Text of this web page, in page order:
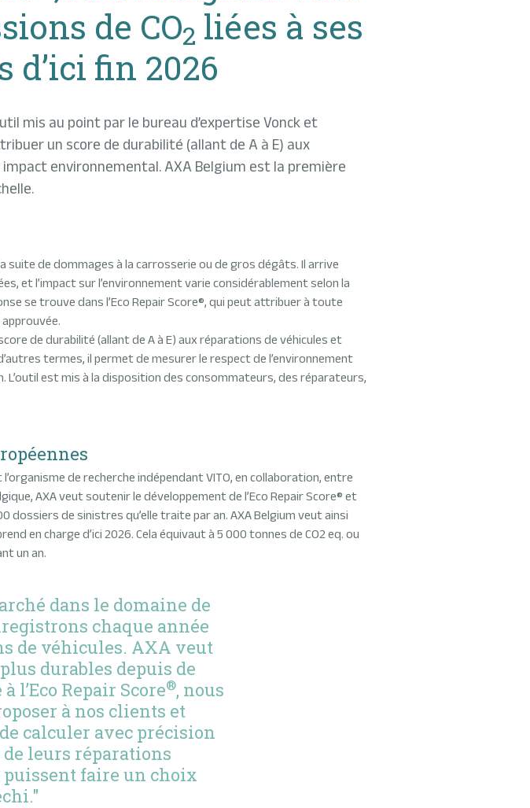
de CO2 liées à ses
d’ici fin 2026
mis au point par le bureau d’expertise Vonck et
un score de durabilité (allant de A à E) aux
environnemental. AXA Belgium est la première
suite de dommages à la carrosserie ou de gros dégâts. Il arrive
et l’impact sur l’environnement varie considérablement selon la
se trouve dans l’Eco Repair Score®, qui peut attribuer à toute
de durabilité (allant de A à E) aux réparations de véhicules et
termes, il permet de mesurer le respect de l’environnement
est mis à la disposition des consommateurs, des réparateurs,
de recherche indépendant VITO, en collaboration, entre
AXA veut soutenir le développement de l’Eco Repair Score® et
dossiers de sinistres qu’elle traite par an. AXA Belgium veut ainsi
en charge d’ici 2026. Cela équivaut à 5 000 tonnes de CO2 eq. ou
un an.
dans le domaine de
chaque année
de véhicules. AXA veut
durables depuis de
l’Eco Repair Score®, nous
à nos clients et
calculer avec précision
leurs réparations
faire un choix